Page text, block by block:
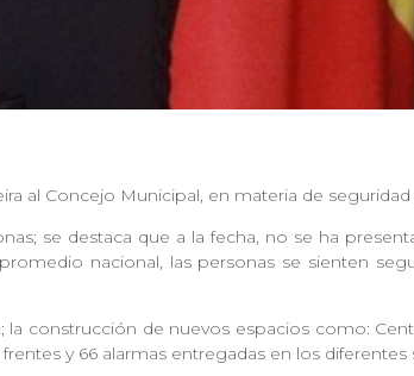
al Concejo Municipal, en materia de
se destaca que a la fecha, no se ha
nacional, las personas se sienten
construcción de nuevos espacios como:
y 66 alarmas entregadas en los diferentes